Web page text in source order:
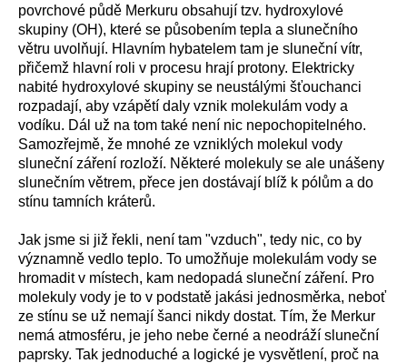
povrchové půdě Merkuru obsahují tzv. hydroxylové
skupiny (OH), které se působením tepla a slunečního
větru uvolňují. Hlavním hybatelem tam je sluneční vítr,
přičemž hlavní roli v procesu hrají protony. Elektricky
nabité hydroxylové skupiny se neustálými šťouchanci
rozpadají, aby vzápětí daly vznik molekulám vody a
vodíku. Dál už na tom také není nic nepochopitelného.
Samozřejmě, že mnohé ze vzniklých molekul vody
sluneční záření rozloží. Některé molekuly se ale unášeny
slunečním větrem, přece jen dostávají blíž k pólům a do
stínu tamních kráterů.
Jak jsme si již řekli, není tam "vzduch", tedy nic, co by
významně vedlo teplo. To umožňuje molekulám vody se
hromadit v místech, kam nedopadá sluneční záření. Pro
molekuly vody je to v podstatě jakási jednosměrka, neboť
ze stínu se už nemají šanci nikdy dostat. Tím, že Merkur
nemá atmosféru, je jeho nebe černé a neodráží sluneční
paprsky. Tak jednoduché a logické je vysvětlení, proč na